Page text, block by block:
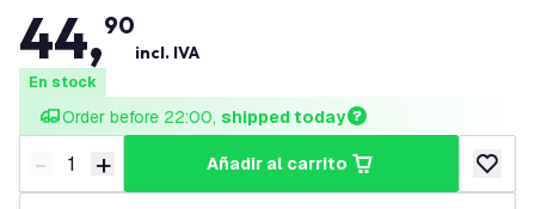
44,90
incl. IVA
En stock
Order before 22:00, shipped today
Disminuir cantidad
- Aumentar cantidad
+ añadir al carrito
añadir